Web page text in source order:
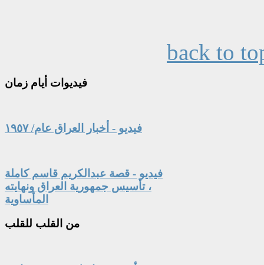
back to
فيديوات أيام زمان
فيديو - أخبار العراق عام/ ١٩٥٧
فيديو - قصة عبدالكريم قاسم كاملة
، تأسيس جمهورية العراق ونهايته
المأساوية
من القلب للقلب